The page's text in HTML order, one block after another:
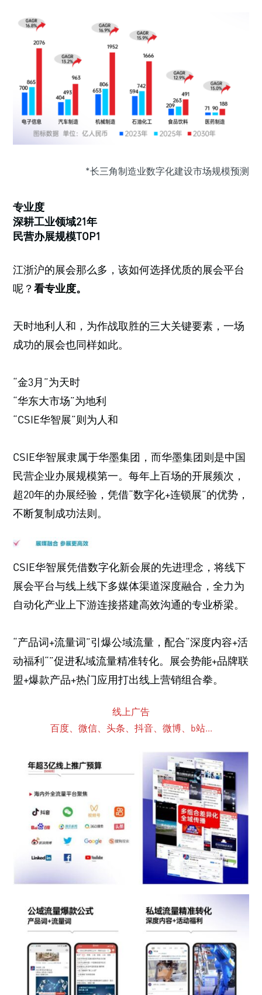
*长三角制造业数字化建设市场规模预测
专业度
深耕工业领域21年
民营办展规模TOP1
江浙沪的展会那么多，该如何选择优质的展会平台
呢？ 看专业度。
天时地利人和，为作战取胜的三大关键要素，一场
成功的展会也同样如此。
“金3月”为天时
“华东大市场”为地利
“CSIE华智展”则为人和
CSIE华智展隶属于华墨集团，而华墨集团则是中国
民营企业办展规模第一。每年上百场的开展频次，
超20年的办展经验，凭借“数字化+连锁展”的优势，
不断复制成功法则。
CSIE华智展凭借数字化新会展的先进理念，将线下
展会平台与线上线下多媒体渠道深度融合，全力为
自动化产业上下游连接搭建高效沟通的专业桥梁。
“产品词+流量词”引爆公域流量，配合“深度内容+活
动福利“”促进私域流量精准转化。展会势能+品牌联
盟+爆款产品+热门应用打出线上营销组合拳。
线上广告
百度、微信、头条、抖音、微博、b站...